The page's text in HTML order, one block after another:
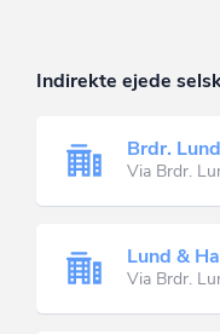
Indirekte ejede
Brdr.
Via Brdr.
Lund &
Via Brdr.